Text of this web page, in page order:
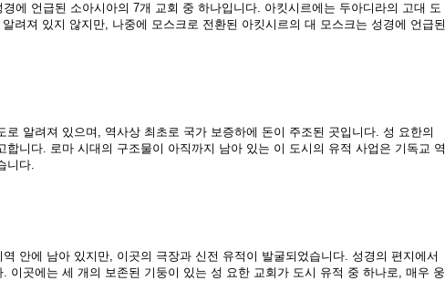
에 언급된 소아시아의 7개 교회 중 하나입니다. 아킷시르에는 두아디라의 고대 도
려져 있지 않지만, 나중에 모스크로 전환된 아킷시르의 대 모스크는 성경에 언급된
알려져 있으며, 역사상 최초로 국가 보증하에 돈이 주조된 곳입니다. 성 요한의
니다. 로마 시대의 구조물이 아직까지 남아 있는 이 도시의 유적 사업은 기독교 역
니다.
안에 남아 있지만, 이곳의 극장과 신전 유적이 발굴되었습니다. 성경의 편지에서
이곳에는 세 개의 보존된 기둥이 있는 성 요한 교회가 도시 유적 중 하나로, 매우 웅